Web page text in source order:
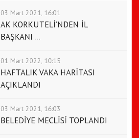
03 Mart 2021, 16:01
AK KORKUTELİ’NDEN İL
BAŞKANI ...
01 Mart 2022, 10:15
HAFTALIK VAKA HARİTASI
AÇIKLANDI
03 Mart 2021, 16:03
BELEDİYE MECLİSİ TOPLANDI